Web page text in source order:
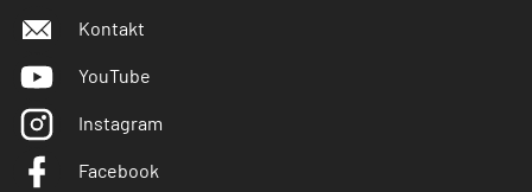
Kontakt
YouTube
Instagram
Facebook